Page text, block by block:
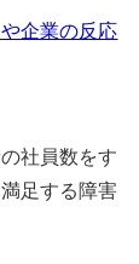
企業の反応
社員数をす
足する障害